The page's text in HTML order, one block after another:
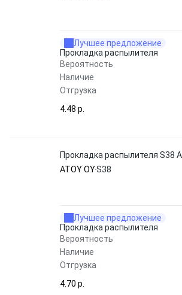
Лучшее предложение
Прокладка распылителя
Вероятность
Наличие
Отгрузка
4.48 p.
Прокладка распылителя S38
ATOY OYS38
Лучшее предложение
Прокладка распылителя
Вероятность
Наличие
Отгрузка
4.70 p.